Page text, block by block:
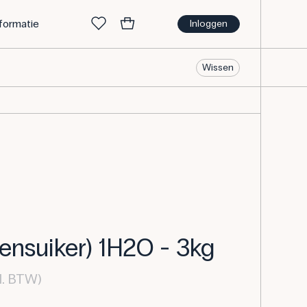
Inloggen
Wissen
1H2O - 3kg
BTW)